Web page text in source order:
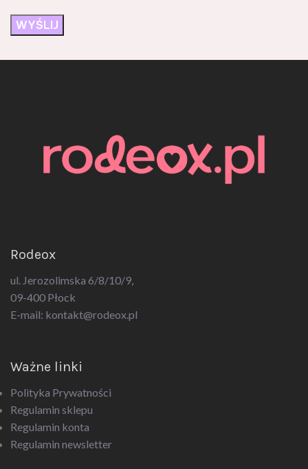
Rodeox
ul. Jerozolimska 6/8/10/9,
09-400 Płock
E-mail: kontakt@rodeox.pl
Ważne linki
Polityka Prywatności
Regulamin sklepu
Regulamin konta
Regulamin newsletter